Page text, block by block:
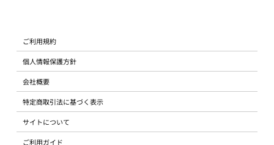
ご利用規約
個人情報保護方針
会社概要
特定商取引法に基づく表示
サイトについて
ご利用ガイド